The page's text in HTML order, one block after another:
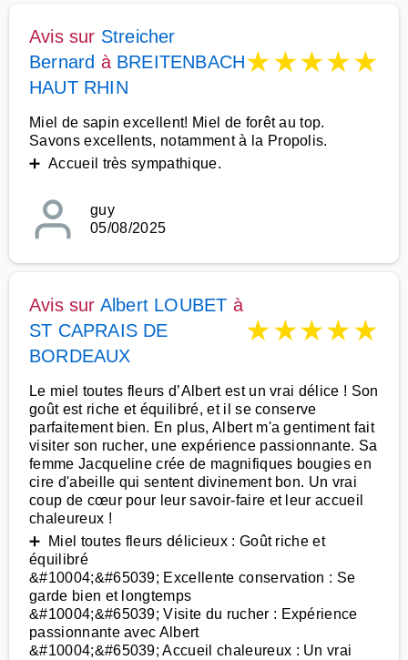
Avis sur Streicher
Bernard à BREITENBACH
HAUT RHIN
★★★★★
Miel de sapin excellent! Miel de forêt au top.
Savons excellents, notamment à la Propolis.
➕ Accueil très sympathique.
guy
05/08/2025
Avis sur Albert LOUBET à
ST CAPRAIS DE
BORDEAUX
★★★★★
Le miel toutes fleurs d’Albert est un vrai délice ! Son
goût est riche et équilibré, et il se conserve
parfaitement bien. En plus, Albert m'a gentiment fait
visiter son rucher, une expérience passionnante. Sa
femme Jacqueline crée de magnifiques bougies en
cire d'abeille qui sentent divinement bon. Un vrai
coup de cœur pour leur savoir-faire et leur accueil
chaleureux !
➕ Miel toutes fleurs délicieux : Goût riche et
équilibré
&#10004;&#65039; Excellente conservation : Se
garde bien et longtemps
&#10004;&#65039; Visite du rucher : Expérience
passionnante avec Albert
&#10004;&#65039; Accueil chaleureux : Un vrai